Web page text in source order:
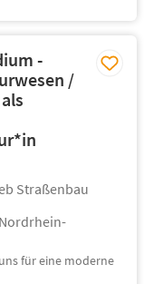
-
/
Straßenbau
für eine moderne